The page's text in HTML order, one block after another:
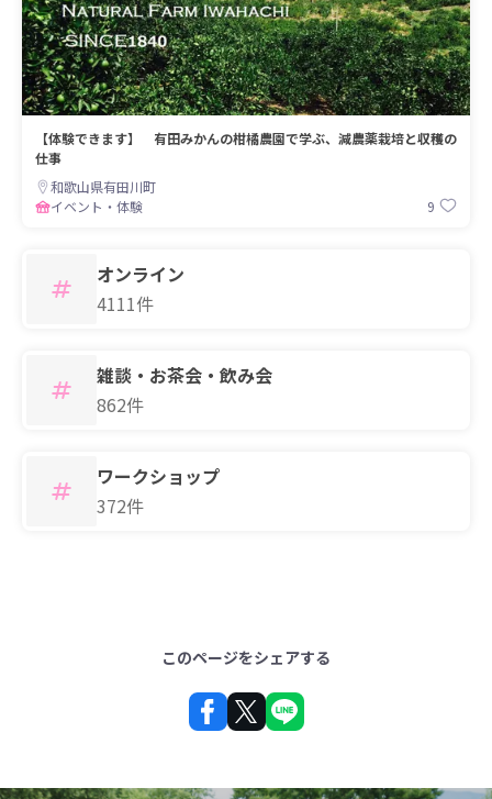
【体験できます】 有田みかんの柑橘農園で学ぶ、減農薬栽培と収穫の
仕事
和歌山県有田川町
イベント・体験
9
オンライン
4111件
雑談・お茶会・飲み会
862件
ワークショップ
372件
このページをシェアする